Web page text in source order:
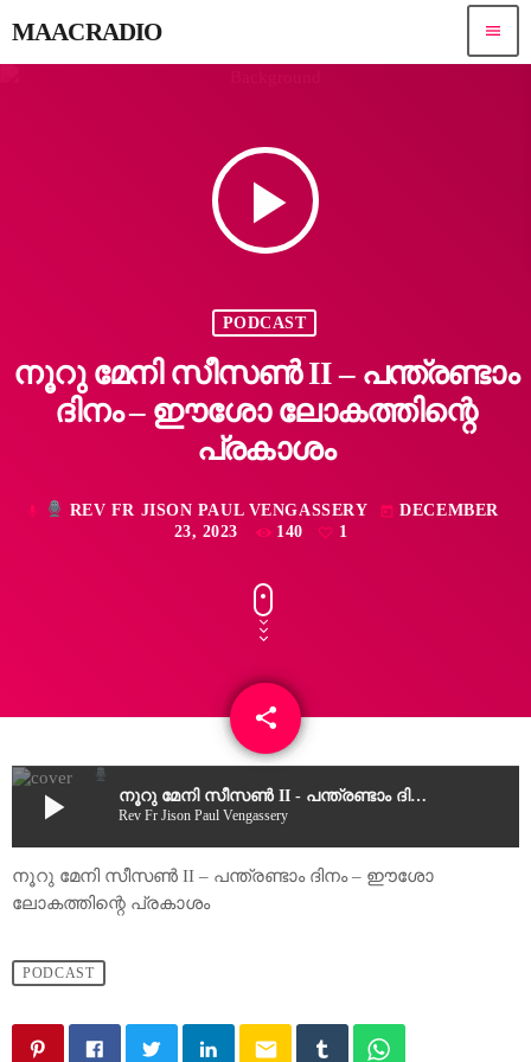
MAACRADIO menu
play_arrow
PODCAST
നൂറു മേനി സീസൺ II – പന്ത്രണ്ടാം
ദിനം – ഈശോ ലോകത്തിന്റെ
പ്രകാശം
mic REV FR JISON PAUL VENGASSERY today DECEMBER
23, 2023
140 1
share
email
play_arrow നൂറു മേനി സീസൺ II - പന്ത്രണ്ടാം ദിനം - ഈശോ ലോകത്തിന്റെ പ്രകാശം
Rev Fr Jison Paul Vengassery
നൂറു മേനി സീസൺ II – പന്ത്രണ്ടാം ദിനം – ഈശോ
ലോകത്തിന്റെ പ്രകാശം
PODCAST
email